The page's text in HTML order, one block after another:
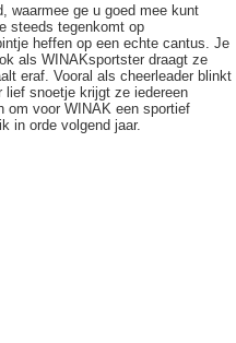
waarmee ge u goed mee kunt
steeds tegenkomt op
heffen op een echte cantus. Je
als WINAKsportster draagt ze
eraf. Vooral als cheerleader blinkt
snoetje krijgt ze iedereen
om voor WINAK een sportief
in orde volgend jaar.